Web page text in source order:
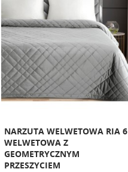
NARZUTA WELWETOWA RIA 6
WELWETOWA Z
GEOMETRYCZNYM
PRZESZYCIEM